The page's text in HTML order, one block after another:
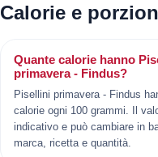
Calorie e
Quante calorie hanno
primavera - Findus?
Pisellini primavera - Findus
calorie ogni 100 grammi. Il
indicativo e può cambiare in
marca, ricetta e quantità.